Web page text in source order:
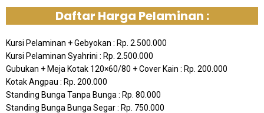
Daftar Harga Pelaminan :
Kursi Pelaminan + Gebyokan : Rp. 2.500.000
Kursi Pelaminan Syahrini : Rp. 2.500.000
Gubukan + Meja Kotak 120×60/80 + Cover Kain : Rp. 200.000
Kotak Angpau : Rp. 200.000
Standing Bunga Tanpa Bunga : Rp. 80.000
Standing Bunga Bunga Segar : Rp. 750.000